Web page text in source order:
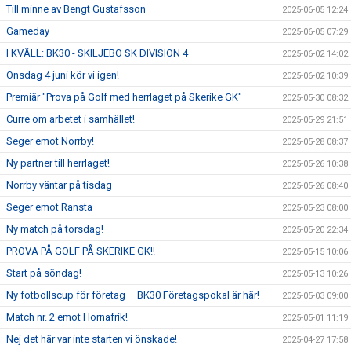
Till minne av Bengt Gustafsson 2025-06-05 12:24
Gameday 2025-06-05 07:29
I KVÄLL: BK30 - SKILJEBO SK DIVISION 4 2025-06-02 14:02
Onsdag 4 juni kör vi igen! 2025-06-02 10:39
Premiär "Prova på Golf med herrlaget på Skerike GK" 2025-05-30 08:32
Curre om arbetet i samhället! 2025-05-29 21:51
Seger emot Norrby! 2025-05-28 08:37
Ny partner till herrlaget! 2025-05-26 10:38
Norrby väntar på tisdag 2025-05-26 08:40
Seger emot Ransta 2025-05-23 08:00
Ny match på torsdag! 2025-05-20 22:34
PROVA PÅ GOLF PÅ SKERIKE GK!! 2025-05-15 10:06
Start på söndag! 2025-05-13 10:26
Ny fotbollscup för företag – BK30 Företagspokal är här! 2025-05-03 09:00
Match nr. 2 emot Hornafrik! 2025-05-01 11:19
Nej det här var inte starten vi önskade! 2025-04-27 17:58